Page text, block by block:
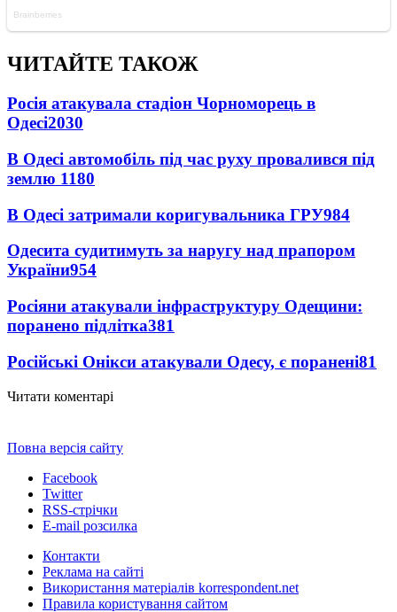
ЧИТАЙТЕ ТАКОЖ
Росія атакувала стадіон Чорноморець в
Одесі2030
В Одесі автомобіль під час руху провалився під
землю 1180
В Одесі затримали коригувальника ГРУ984
Одесита судитимуть за наругу над прапором
України954
Росіяни атакували інфраструктуру Одещини:
поранено підлітка381
Російські Онікси атакували Одесу, є поранені81
Читати коментарі
Повна версія сайту
Facebook
Twitter
RSS-стрічки
E-mail розсилка
Контакти
Реклама на сайті
Використання матеріалів korrespondent.net
Правила користування сайтом